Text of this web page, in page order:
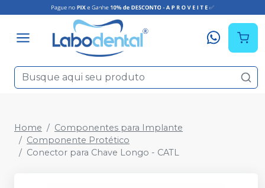
Home
Componentes para Implante
Componente Protético
Conector para Chave Longo - CATL